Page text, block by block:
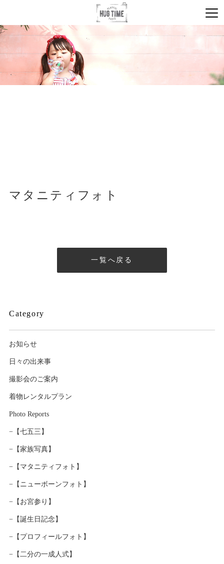
マタニティフォト
一覧へ戻る
Category
お知らせ
日々の出来事
撮影会のご案内
着物レンタルプラン
Photo Reports
−【七五三】
−【家族写真】
−【マタニティフォト】
−【ニューボーンフォト】
−【お宮参り】
−【誕生日記念】
−【プロフィールフォト】
−【二分の一成人式】